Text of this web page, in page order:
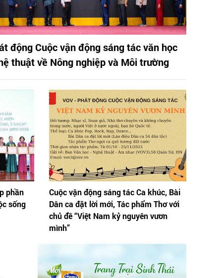
động Cuộc vận động sáng tác văn học
thuật về Nông nghiệp và Môi trường
phần
sống
Cuộc vận động sáng tác Ca khúc, Bài
Dân ca đặt lời mới, Tác phẩm Thơ với
chủ đề “Việt Nam kỷ nguyên vươn
mình”